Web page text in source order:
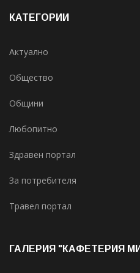
КАТЕГОРИИ
Актуално
Общество
Общини
Любопитно
Здравен портал
За потребителя
Травел портал
ГАЛЕРИЯ "КАФЕТЕРИЯ